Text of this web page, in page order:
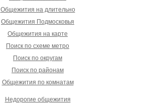
Общежития на длительно
Общежития Подмосковья
Общежития на карте
Поиск по схеме метро
Поиск по округам
Поиск по районам
Общежития по комнатам
Недорогие общежития